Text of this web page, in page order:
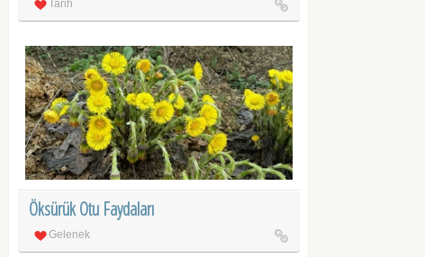
Tarih
Öksürük Otu Faydaları
Gelenek